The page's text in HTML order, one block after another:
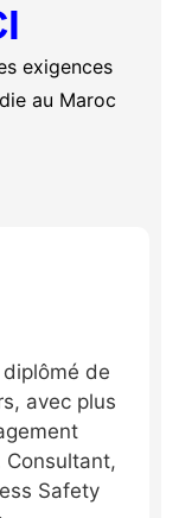
exigences
au Maroc
de
avec plus
Consultant,
Safety